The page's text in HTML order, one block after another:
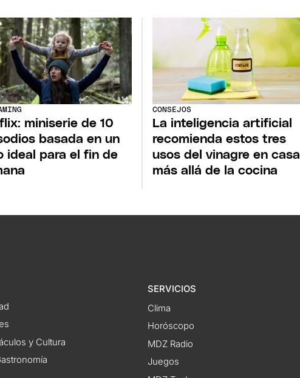
miniserie de 10
basada en un
ideal para el fin de
CONSEJOS
La inteligencia artificial
recomienda estos tres
usos del vinagre en casa
más allá de la cocina
y Cultura
SERVICIOS
Clima
Horóscopo
MDZ Radio
Juegos